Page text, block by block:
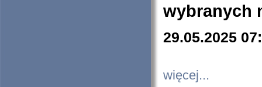
wybranych
29.05.2025
więcej...